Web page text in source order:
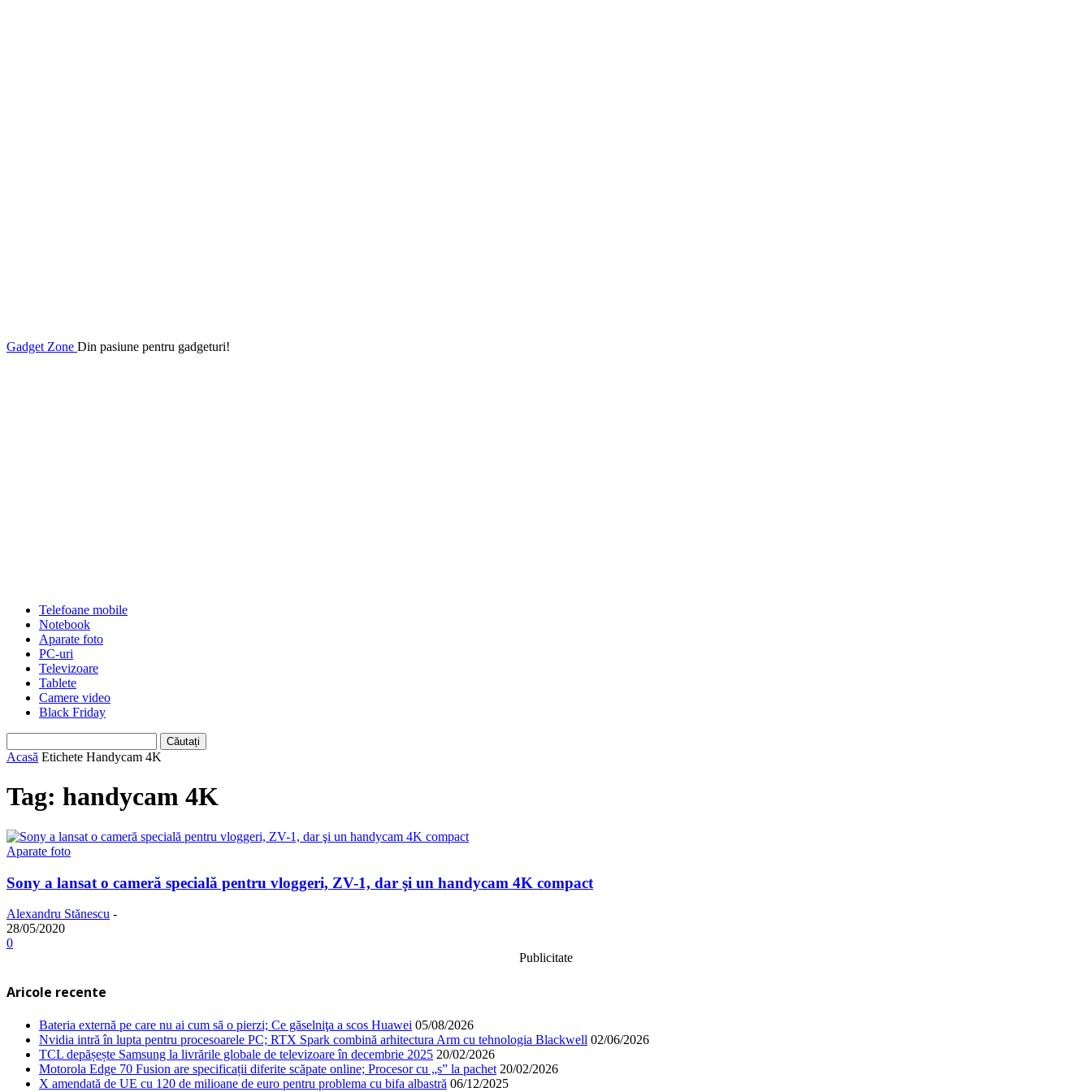
Gadget Zone Din pasiune pentru gadgeturi!
Telefoane mobile
Notebook
Aparate foto
PC-uri
Televizoare
Tablete
Camere video
Black Friday
Acasă Etichete Handycam 4K
Tag: handycam 4K
Aparate foto
Sony a lansat o cameră specială pentru vloggeri, ZV-1, dar şi un handycam 4K compact
Alexandru Stănescu -
28/05/2020
0
Publicitate
Aricole recente
Bateria externă pe care nu ai cum să o pierzi; Ce găselniţa a scos Huawei 05/08/2026
Nvidia intră în lupta pentru procesoarele PC; RTX Spark combină arhitectura Arm cu tehnologia Blackwell 02/06/2026
TCL depășește Samsung la livrările globale de televizoare în decembrie 2025 20/02/2026
Motorola Edge 70 Fusion are specificații diferite scăpate online; Procesor cu „s” la pachet 20/02/2026
X amendată de UE cu 120 de milioane de euro pentru problema cu bifa albastră 06/12/2025